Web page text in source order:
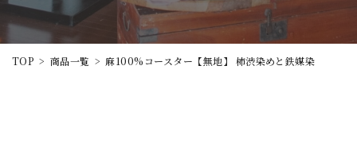
TOP > 商品一覧 > 麻100%コースター【無地】 柿渋染めと鉄媒染